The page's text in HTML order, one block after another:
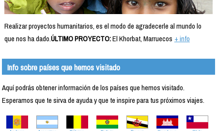
Realizar proyectos humanitarios, es el modo de agradecerle al mundo lo
que nos ha dado.ÚLTIMO PROYECTO:El Khorbat, Marruecos + info
Info sobre países que hemos visitado
Aquí podrás obtener información de los países que hemos visitado.
Esperamos que te sirva de ayuda y que te inspire para tus próximos viajes.